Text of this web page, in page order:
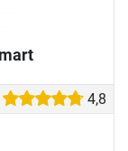
4,8